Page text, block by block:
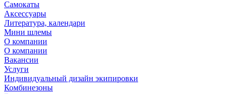
Самокаты
Аксессуары
Литература, календари
Мини шлемы
О компании
О компании
Вакансии
Услуги
Индивидуальный дизайн экипировки
Комбинезоны